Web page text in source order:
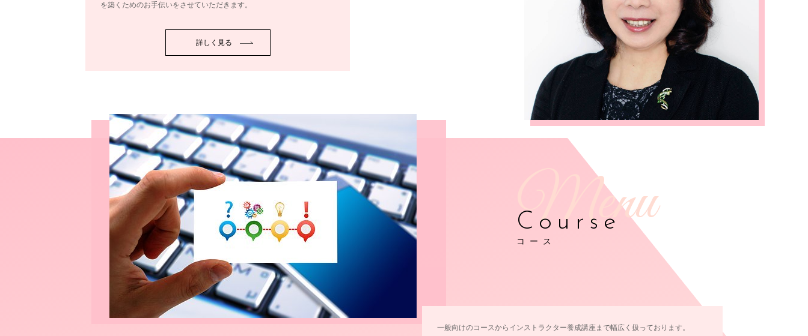
を築くためのお手伝いをさせていただきます。
詳しく見る
Course
コース
一般向けのコースからインストラクター養成講座まで幅広く扱っております。